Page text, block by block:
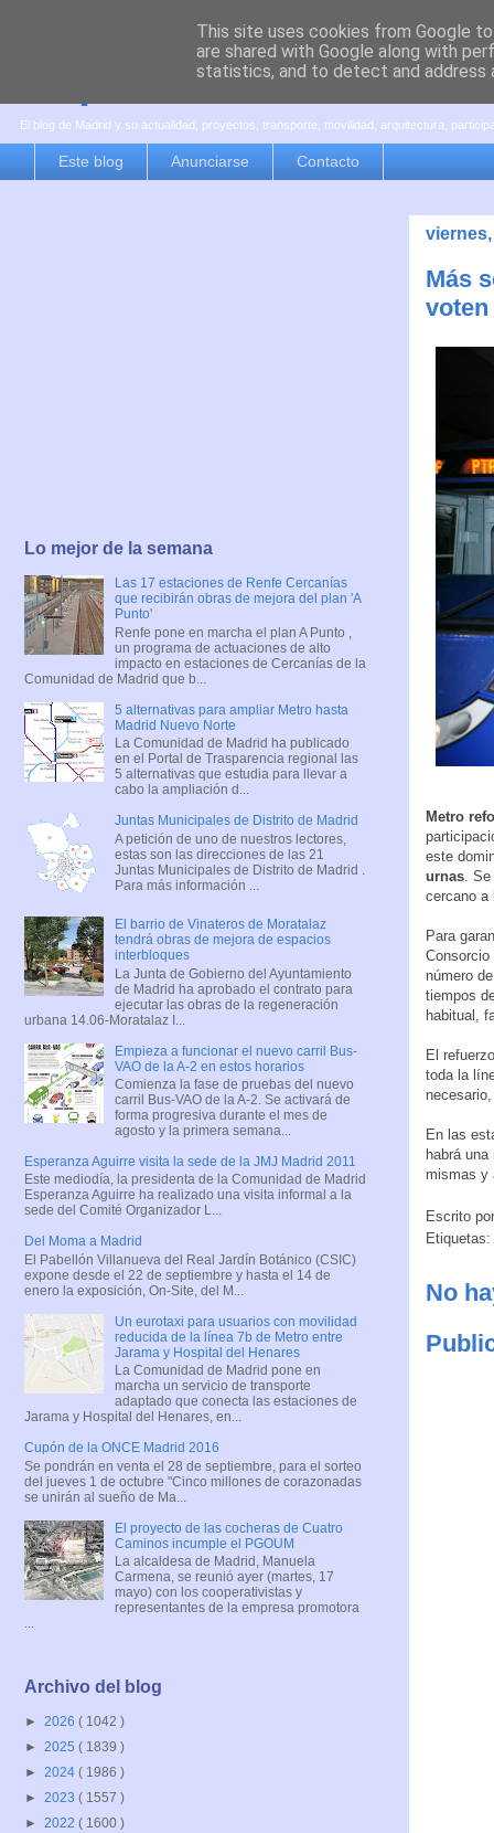
es por madrid
El blog de Madrid y su actualidad, proyectos, transporte, movilidad, arquitectura,
Este blog Anunciarse Contacto
Más
voten
Metro
este
urnas .
cercano a
Para
Consorcio
número
tiempos
habitual,
El
toda la
En las
habrá
mismas y
Escrito
Etiquetas:
No
Lo mejor de la semana
Las 17 estaciones de Renfe Cercanías
que recibirán obras de mejora del plan 'A
Punto'
Renfe pone en marcha el plan A Punto ,
un programa de actuaciones de alto
impacto en estaciones de Cercanías de la
Comunidad de Madrid que b...
5 alternativas para ampliar Metro hasta
Madrid Nuevo Norte
La Comunidad de Madrid ha publicado
en el Portal de Trasparencia regional las
5 alternativas que estudia para llevar a
cabo la ampliación d...
Juntas Municipales de Distrito de Madrid
A petición de uno de nuestros lectores,
estas son las direcciones de las 21
Juntas Municipales de Distrito de Madrid .
Para más información ...
El barrio de Vinateros de Moratalaz
tendrá obras de mejora de espacios
interbloques
La Junta de Gobierno del Ayuntamiento
de Madrid ha aprobado el contrato para
ejecutar las obras de la regeneración
urbana 14.06-Moratalaz I...
Empieza a funcionar el nuevo carril Bus-
VAO de la A-2 en estos horarios
Comienza la fase de pruebas del nuevo
carril Bus-VAO de la A-2. Se activará de
forma progresiva durante el mes de
agosto y la primera semana...
Esperanza Aguirre visita la sede de la JMJ Madrid 2011
Este mediodía, la presidenta de la Comunidad de Madrid
Esperanza Aguirre ha realizado una visita informal a la
sede del Comité Organizador L...
Del Moma a Madrid
El Pabellón Villanueva del Real Jardín Botánico (CSIC)
expone desde el 22 de septiembre y hasta el 14 de
enero la exposición, On-Site, del M...
Un eurotaxi para usuarios con movilidad
reducida de la línea 7b de Metro entre
Jarama y Hospital del Henares
La Comunidad de Madrid pone en
marcha un servicio de transporte
adaptado que conecta las estaciones de
Jarama y Hospital del Henares, en...
Cupón de la ONCE Madrid 2016
Se pondrán en venta el 28 de septiembre, para el sorteo
del jueves 1 de octubre "Cinco millones de corazonadas
se unirán al sueño de Ma...
El proyecto de las cocheras de Cuatro
Caminos incumple el PGOUM
La alcaldesa de Madrid, Manuela
Carmena, se reunió ayer (martes, 17
mayo) con los cooperativistas y
representantes de la empresa promotora
...
Archivo del blog
► 2026 ( 1042 )
► 2025 ( 1839 )
► 2024 ( 1986 )
► 2023 ( 1557 )
► 2022 ( 1600 )
This site uses cookies from Google
are shared with Google along with
statistics, and to detect and address